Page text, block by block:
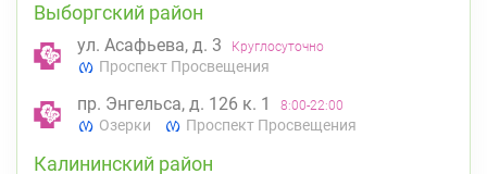
Выборгский район
ул. Асафьева, д. 3 Круглосуточно
Проспект Просвещения
пр. Энгельса, д. 126 к. 1 8:00-22:00
Озерки Проспект Просвещения
Калининский район